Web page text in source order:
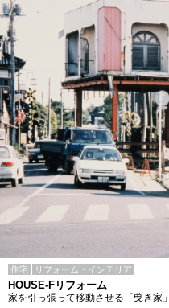
住宅 リフォーム・インテリア
HOUSE-Fリフォーム
家を引っ張って移動させる「曵き家」